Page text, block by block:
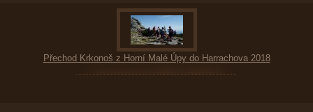
Přechod Krkonoš z Horní Malé Úpy do Harrachova 2018